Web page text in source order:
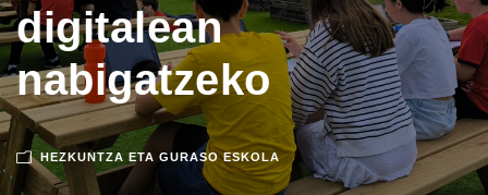
digitalean
nabigatzeko
HEZKUNTZA ETA GURASO ESKOLA